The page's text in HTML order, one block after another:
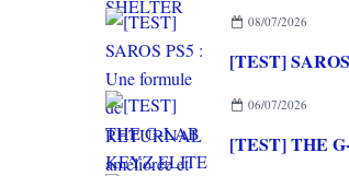
08/07/2026
06/07/2026